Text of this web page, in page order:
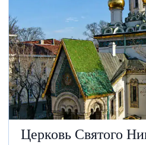
Церковь Святого